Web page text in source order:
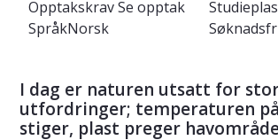
OpptakskravSe opptak
SpråkNorsk
I dag er naturen utsatt for
utfordringer; temperaturen
stiger, plast preger